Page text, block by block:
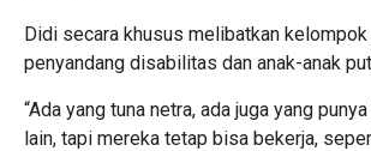
Didi secara khusus melibatkan
penyandang disabilitas dan anak-anak
“Ada yang tuna netra, ada juga yang
lain, tapi mereka tetap bisa bekerja,